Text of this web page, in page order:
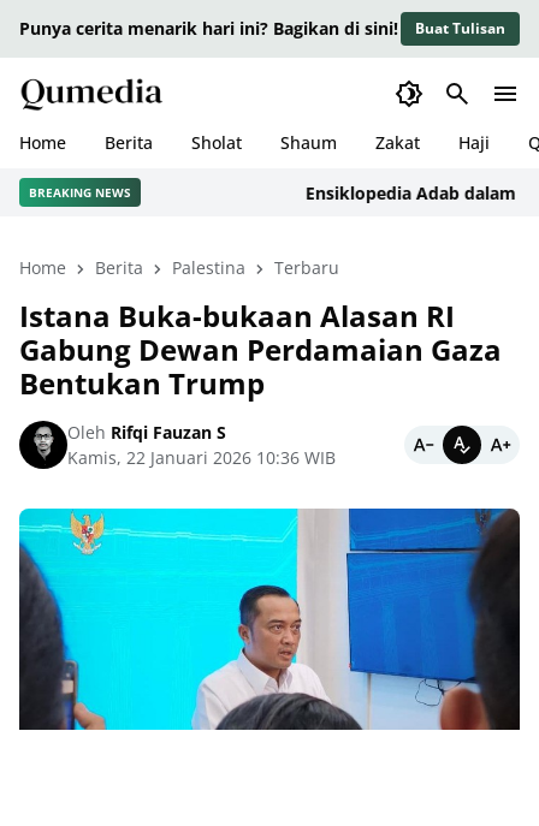
Punya cerita menarik hari ini? Bagikan di sini! Buat Tulisan
Home Berita Sholat Shaum Zakat Haji
BREAKING NEWS Ensiklopedia Adab dalam
Home Berita Palestina Terbaru
Istana Buka-bukaan Alasan RI
Gabung Dewan Perdamaian Gaza
Bentukan Trump
Oleh Rifqi Fauzan S
Kamis, 22 Januari 2026 10:36 WIB